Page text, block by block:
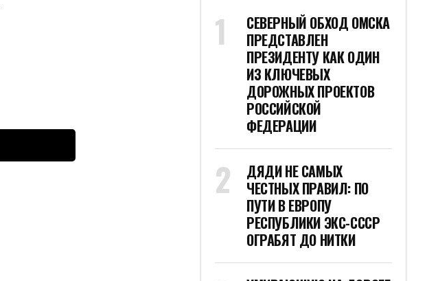
СЕВЕРНЫЙ ОБХОД ОМСКА
ПРЕДСТАВЛЕН
ПРЕЗИДЕНТУ КАК ОДИН
ИЗ КЛЮЧЕВЫХ
ДОРОЖНЫХ ПРОЕКТОВ
РОССИЙСКОЙ
ФЕДЕРАЦИИ
ДЯДИ НЕ САМЫХ
ЧЕСТНЫХ ПРАВИЛ: ПО
ПУТИ В ЕВРОПУ
РЕСПУБЛИКИ ЭКС-СССР
ОГРАБЯТ ДО НИТКИ